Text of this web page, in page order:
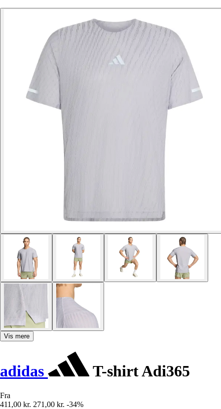
Vis mere
adidas T-shirt Adi365
Fra
411,00 kr. 271,00 kr. -34%